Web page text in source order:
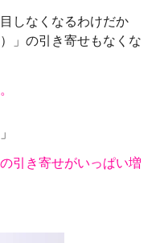
しなくなるわけだか
」の引き寄せもなくな
引き寄せがいっぱい増